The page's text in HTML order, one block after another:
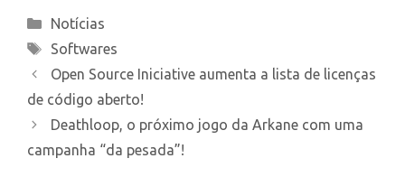
Categories
Notícias
Tags
Softwares
Open Source Iniciative aumenta a lista de licenças
de código aberto!
Deathloop, o próximo jogo da Arkane com uma
campanha “da pesada”!